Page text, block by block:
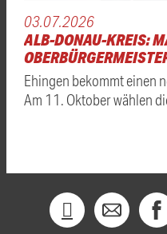
03.07.2026
ALB-DONAU-KREIS:
Ehingen bekommt einen
Am 11. Oktober wählen